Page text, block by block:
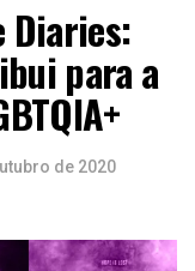
Diaries:
para a
de 2020